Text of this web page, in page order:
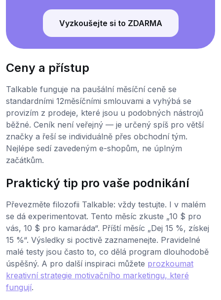
Vyzkoušejte si to ZDARMA
Ceny a přístup
Talkable funguje na paušální měsíční ceně se
standardními 12měsíčními smlouvami a vyhýbá se
provizím z prodeje, které jsou u podobných nástrojů
běžné. Ceník není veřejný — je určený spíš pro větší
značky a řeší se individuálně přes obchodní tým.
Nejlépe sedí zavedeným e-shopům, ne úplným
začátkům.
Praktický tip pro vaše podnikání
Převezměte filozofii Talkable: vždy testujte. I v malém
se dá experimentovat. Tento měsíc zkuste „10 $ pro
vás, 10 $ pro kamaráda“. Příští měsíc „Dej 15 %, získej
15 %“. Výsledky si poctivě zaznamenejte. Pravidelné
malé testy jsou často to, co dělá program dlouhodobě
úspěšný. A pro další inspiraci můžete prozkoumat
kreativní strategie motivačního marketingu, které
fungují.